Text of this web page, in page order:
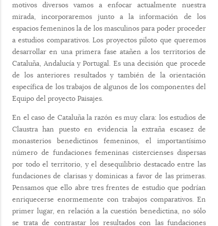
motivos diversos vamos a enfocar actualmente nuestra
mirada, incorporaremos junto a la información de los
espacios femeninos la de los masculinos para poder proceder
a estudios comparativos. Los proyectos piloto que queremos
desarrollar en una primera fase atañen a los territorios de
Cataluña, Andalucía y Portugal. Es una decisión que procede
de los anteriores resultados y también de la orientación
específica de los trabajos de algunos de los componentes del
Equipo del proyecto Paisajes.
En el caso de Cataluña la razón es muy clara: los estudios de
Claustra han puesto en evidencia la extraña escasez de
monasterios benedictinos femeninos, el importantísimo
número de fundaciones femeninas cistercienses dispersas
por todo el territorio, y el desequilibrio destacado entre las
fundaciones de clarisas y dominicas a favor de las primeras.
Pensamos que ello abre tres frentes de estudio que podrían
enriquecerse enormemente con trabajos comparativos. En
primer lugar, en relación a la cuestión benedictina, no sólo
se trata de contrastar los resultados con las fundaciones